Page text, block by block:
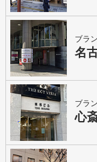
ブラ
名
ブラ
心